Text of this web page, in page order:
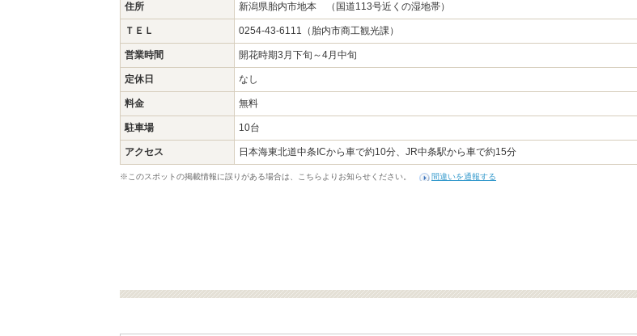
住所 新潟県胎内市地本 （国道113号近くの湿地帯）
ＴＥＬ 0254-43-6111（胎内市商工観光課）
営業時間 開花時期3月下旬～4月中旬
定休日 なし
料金 無料
駐車場 10台
アクセス 日本海東北道中条ICから車で約10分、JR中条駅から車で約15分
※このスポットの掲載情報に誤りがある場合は、こちらよりお知らせください。 間違いを通報する